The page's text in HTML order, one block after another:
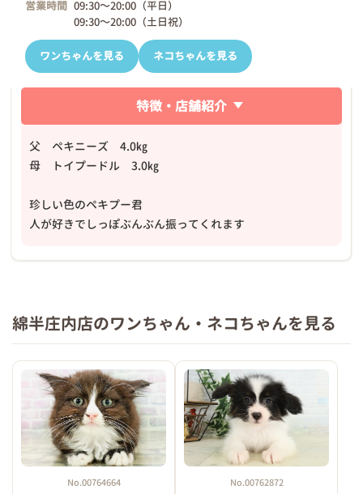
営業時間 09:30～20:00（平日）
09:30～20:00（土日祝）
ワンちゃんを見る ネコちゃんを見る
特徴・店舗紹介
父 ペキニーズ 4.0㎏
母 トイプードル 3.0㎏
珍しい色のペキプー君
人が好きでしっぽぶんぶん振ってくれます
綿半庄内店のワンちゃん・ネコちゃんを見る
No.00764664 No.00762872